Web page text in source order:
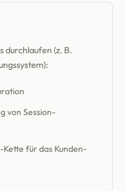
durchlaufen (z. B.
von Session-
für das Kunden-